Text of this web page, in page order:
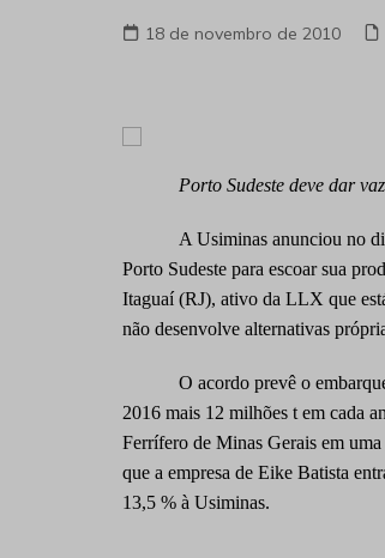
18 de novembro de 2010
Porto Sudeste deve dar
A Usiminas anunciou no
Porto Sudeste para escoar sua
Itaguaí (RJ), ativo da LLX que
não desenvolve alternativas
O acordo prevê o
2016 mais 12 milhões t em cada
Ferrífero de Minas Gerais em
que a empresa de Eike Batista
13,5 % à Usiminas.